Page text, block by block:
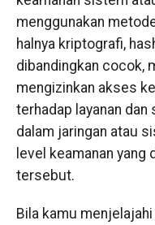
menggunakan
halnya kriptografi,
dibandingkan cocok,
mengizinkan akses
terhadap layanan
dalam jaringan atau
level keamanan
tersebut.
Bila kamu